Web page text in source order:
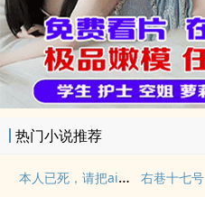
热门小说推荐
本人已死，请把ai情烧给我 右巷十七号